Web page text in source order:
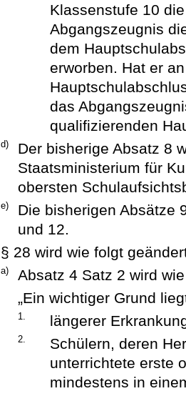
Klassenstufe 10
Abgangszeugnis
dem
erworben. Hat er
das
qualifizierenden
d)
Der bisherige Absatz 8
Staatsministerium für
obersten
e)
Die bisherigen Absätze
und 12.
§ 28 wird wie folgt
a)
Absatz 4 Satz 2 wird
„Ein wichtiger Grund
1. längerer
2.
Schülern, deren
unterrichtete erste
mindestens in